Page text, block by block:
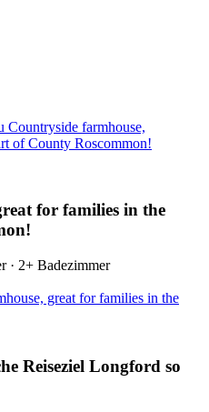
Countryside farmhouse,
of County Roscommon!
for families in the
· 2+ Badezimmer
great for families in the
Reiseziel Longford so